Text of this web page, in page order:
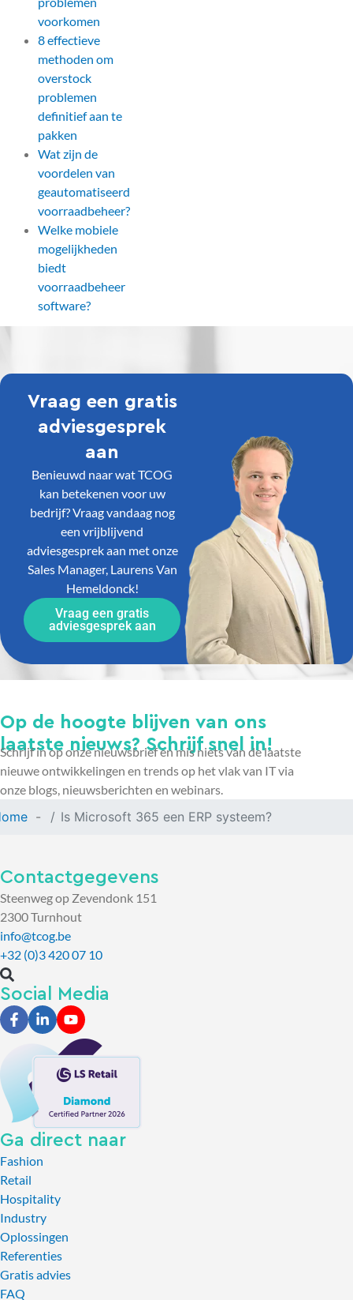
voorkomen
8 effectieve
methoden om
overstock
problemen
definitief aan te
pakken
Wat zijn de
voordelen van
geautomatiseerd
voorraadbeheer?
Welke mobiele
mogelijkheden
biedt
voorraadbeheer
software?
Vraag een gratis
adviesgesprek
aan
Benieuwd naar wat TCOG
kan betekenen voor uw
bedrijf? Vraag vandaag nog
een vrijblijvend
adviesgesprek aan met onze
Sales Manager, Laurens Van
Hemeldonck!
Vraag een gratis
adviesgesprek aan
Op de hoogte blijven van ons
laatste nieuws? Schrijf snel in!
Schrijf in op onze nieuwsbrief en mis niets van de laatste
nieuwe ontwikkelingen en trends op het vlak van IT via
onze blogs, nieuwsberichten en webinars.
Is Microsoft 365 een ERP systeem?
Contactgegevens
Steenweg op Zevendonk 151
2300 Turnhout
info@tcog.be
+32 (0)3 420 07 10
Social Media
Ga direct naar
Fashion
Retail
Hospitality
Industry
Oplossingen
Referenties
Gratis advies
FAQ